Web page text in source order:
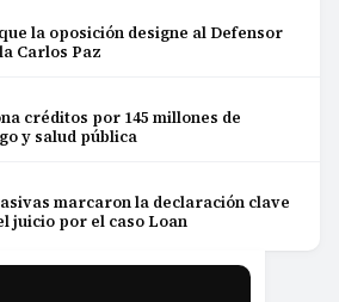
la oposición designe al Defensor
Carlos Paz
créditos por 145 millones de
y salud pública
marcaron la declaración clave
juicio por el caso Loan